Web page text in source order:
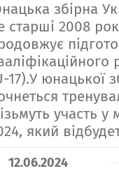
збірна
старші 2008
17).У юнацької
участь
який
12.06.2024